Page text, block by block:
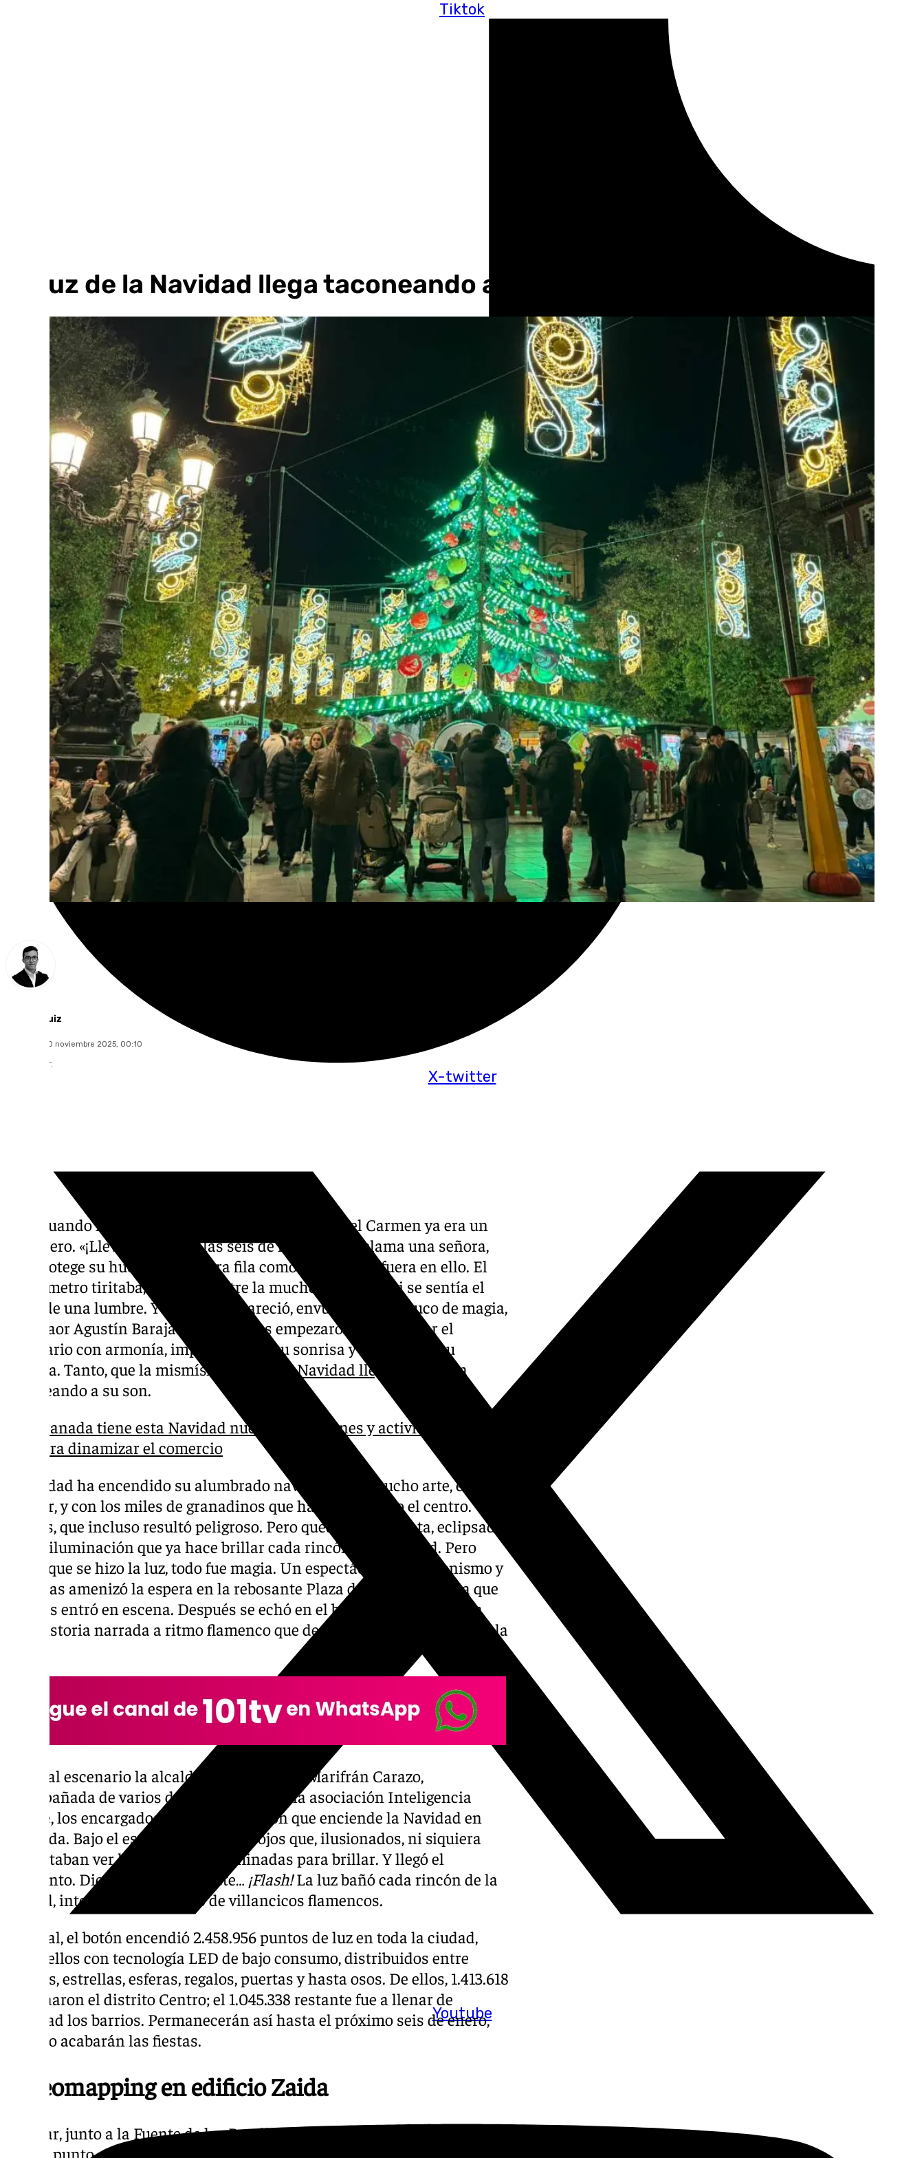
Tiktok
X-twitter
Youtube
La luz de la Navidad llega taconeando a Granada
Chema Ruiz
domingo, 30 noviembre 2025, 00:10
Compartir:
Para cuando la noche engulló la ciudad, la Plaza del Carmen ya era un
hervidero. «¡Llevamos desde las seis de la tarde!», exclama una señora,
que protege su hueco en primera fila como si la vida le fuera en ello. El
termómetro tiritaba, pero allí, entre la muchedumbre, casi se sentía el
calor de una lumbre. Y entonces apareció, envuelto en un truco de magia,
el bailaor Agustín Barajas. Sus zapatos empezaron a martillear el
escenario con armonía, imperturbable su sonrisa y contagiosa su
energía. Tanto, que la mismísima
luz de la Navidad llegó a Granada
taconeando a su son.
Granada tiene esta Navidad nuevas atracciones y actividades
para dinamizar el comercio
La ciudad ha encendido su alumbrado navideño con mucho arte, el del
bailaor, y con los miles de granadinos que han abarrotado el centro.
Tantos, que incluso resultó peligroso. Pero quedó en anécdota, eclipsada
por la iluminación que ya hace brillar cada rincón de la ciudad. Pero
hasta que se hizo la luz, todo fue magia. Un espectáculo de ilusionismo y
sombras amenizó la espera en la rebosante Plaza del Carmen hasta que
Barajas entró en escena. Después se echó en el bolsillo al público con
una historia narrada a ritmo flamenco que desembocó en el colofón de la
Subió al escenario la alcaldesa de Granada, Marifrán Carazo,
acompañada de varios de los usuarios de la asociación Inteligencia
Límite, los encargados de pulsar el botón que enciende la Navidad en
Granada. Bajo el escenario, miles de ojos que, ilusionados, ni siquiera
necesitaban ver las bombillas iluminadas para brillar. Y llegó el
momento. Diez, nueve, ocho, siete… ¡Flash!La luz bañó cada rincón de la
ciudad, intermitente al ritmo de villancicos flamencos.
En total, el botón encendió 2.458.956 puntos de luz en toda la ciudad,
todos ellos con tecnología LED de bajo consumo, distribuidos entre
bandas, estrellas, esferas, regalos, puertas y hasta osos. De ellos, 1.413.618
iluminaron el distrito Centro; el 1.045.338 restante fue a llenar de
Navidad los barrios. Permanecerán así hasta el próximo seis de enero,
cuando acabarán las fiestas.
Videomapping en edificio Zaida
A la par, junto a la Fuente de las Batallas, la expectación era máxima. Era
el otro punto clave del inicio de la Navidad en Granada. En torno a la